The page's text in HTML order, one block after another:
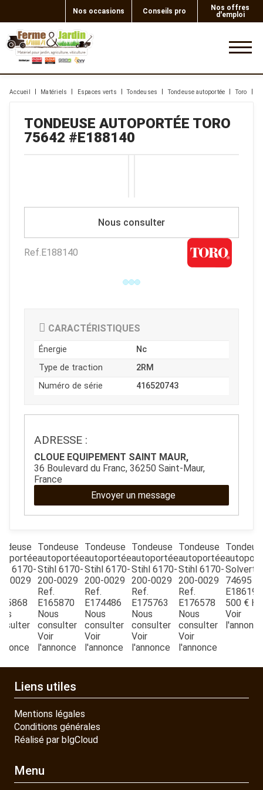
Nos occasions Conseils pro
Nos offres
d'emploi
ESPACES VERTS
QUAD SSV UTV
PIECES DETACHEES
CONTACT
Accueil Matériels Espaces verts Tondeuses Tondeuse autoportée Toro
TONDEUSE AUTOPORTÉE TORO
75642 #E188140
CARACTÉRISTIQUES
Énergie
Nc
Type de traction
2RM
Numéro de série
416520743
Nous consulter
Ref. E188140
Envoyer un message
ADRESSE :
CLOUE EQUIPEMENT SAINT MAUR,
36 Boulevard du Franc, 36250 Saint-Maur,
France
6170-
0029
Tondeuse
autoportée
Stihl 6170-
200-0029
Ref.
E165870
Nous
consulter
Voir
l'annonce
Tondeuse
autoportée
Stihl 6170-
200-0029
Ref.
E174486
Nous
consulter
Voir
l'annonce
Tondeuse
autoportée
Stihl 6170-
200-0029
Ref.
E175763
Nous
consulter
Voir
l'annonce
Tondeuse
autoportée
Stihl 6170-
200-0029
Ref.
E176578
Nous
consulter
Voir
l'annonce
Solvert
74695
500 €
Voir
Liens utiles
Mentions légales
Conditions générales
Réalisé par blgCloud
Menu